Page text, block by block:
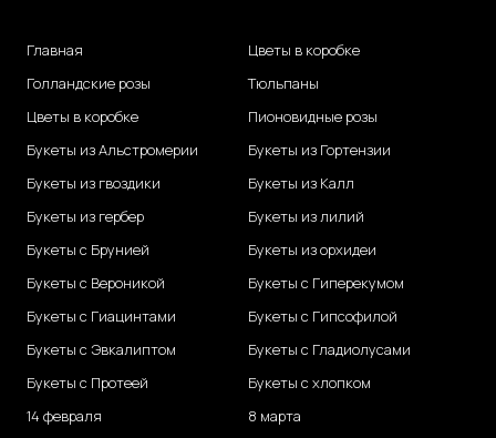
Главная
Голландские розы
Цветы в коробке
Букеты из Альстромерии
Букеты из гвоздики
Букеты из гербер
Букеты с Брунией
Букеты с Вероникой
Букеты с Гиацинтами
Букеты с Эвкалиптом
Букеты с Протеей
14 февраля
Цветы в коробке
Тюльпаны
Пионовидные розы
Букеты из Гортензии
Букеты из Калл
Букеты из лилий
Букеты из орхидеи
Букеты с Гиперекумом
Букеты с Гипсофилой
Букеты с Гладиолусами
Букеты с хлопком
8 марта